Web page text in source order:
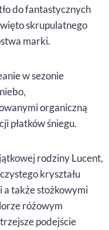
do fantastycznych
skrupulatnego
marki.
w sezonie
organiczną
płatków śniegu.
rodziny Lucent,
kryształu
a także stożkowymi
różowym
podejście